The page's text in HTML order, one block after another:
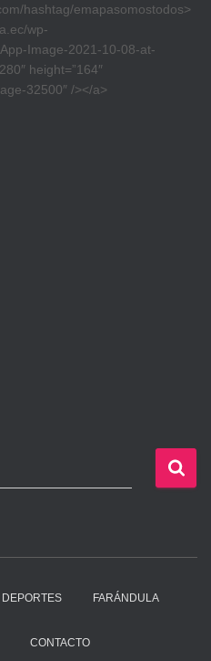
hashtag/emapasomostodos>
wp-
Image-2021-10-08-at-
height=”164″
32500″ /></a>
DEPORTES FARÁNDULA
CONTACTO